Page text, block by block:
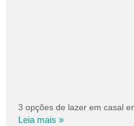
3 opções de lazer em casal
Leia mais »